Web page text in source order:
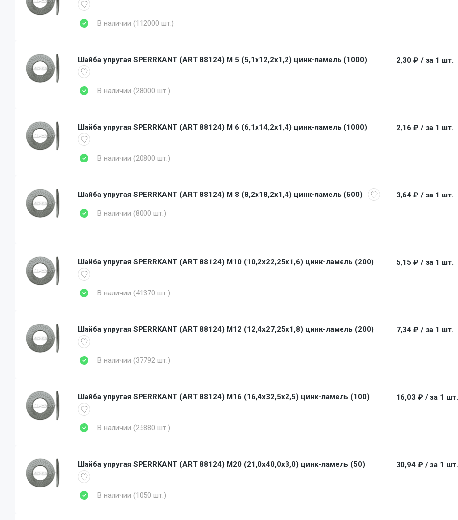
В наличии (112000 шт.)
Шайба упругая SPERRKANT (АRT 88124) M 5 (5,1x12,2x1,2) цинк-ламель (1000)
В наличии (28000 шт.)
2,30 ₽ / за 1 шт.
Шайба упругая SPERRKANT (АRT 88124) M 6 (6,1x14,2x1,4) цинк-ламель (1000)
В наличии (20800 шт.)
2,16 ₽ / за 1 шт.
Шайба упругая SPERRKANT (АRT 88124) M 8 (8,2x18,2x1,4) цинк-ламель (500)
В наличии (8000 шт.)
3,64 ₽ / за 1 шт.
Шайба упругая SPERRKANT (АRT 88124) M10 (10,2x22,25x1,6) цинк-ламель (200)
В наличии (41370 шт.)
5,15 ₽ / за 1 шт.
Шайба упругая SPERRKANT (АRT 88124) M12 (12,4x27,25x1,8) цинк-ламель (200)
В наличии (37792 шт.)
7,34 ₽ / за 1 шт.
Шайба упругая SPERRKANT (АRT 88124) M16 (16,4x32,5x2,5) цинк-ламель (100)
В наличии (25880 шт.)
16,03 ₽ / за 1 шт.
Шайба упругая SPERRKANT (АRT 88124) M20 (21,0x40,0x3,0) цинк-ламель (50)
В наличии (1050 шт.)
30,94 ₽ / за 1 шт.